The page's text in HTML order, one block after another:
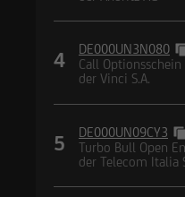
4
DE000UN3N080
Call
der Vinci S.A.
5
DE000UN09CY3
Turbo Bull Open
der Telecom Italia